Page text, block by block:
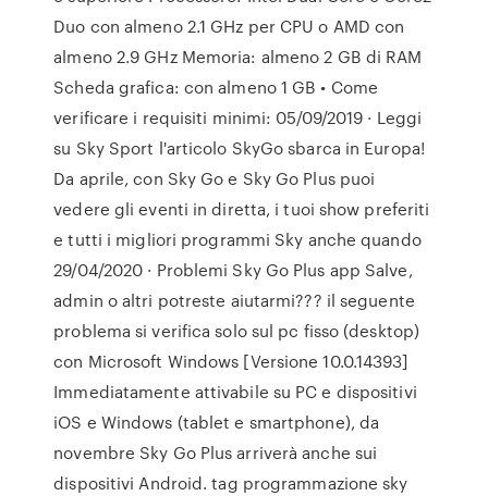
Duo con almeno 2.1 GHz per CPU o AMD con
almeno 2.9 GHz Memoria: almeno 2 GB di RAM
Scheda grafica: con almeno 1 GB • Come
verificare i requisiti minimi: 05/09/2019 · Leggi
su Sky Sport l'articolo SkyGo sbarca in Europa!
Da aprile, con Sky Go e Sky Go Plus puoi
vedere gli eventi in diretta, i tuoi show preferiti
e tutti i migliori programmi Sky anche quando
29/04/2020 · Problemi Sky Go Plus app Salve,
admin o altri potreste aiutarmi??? il seguente
problema si verifica solo sul pc fisso (desktop)
con Microsoft Windows [Versione 10.0.14393]
Immediatamente attivabile su PC e dispositivi
iOS e Windows (tablet e smartphone), da
novembre Sky Go Plus arriverà anche sui
dispositivi Android. tag programmazione sky